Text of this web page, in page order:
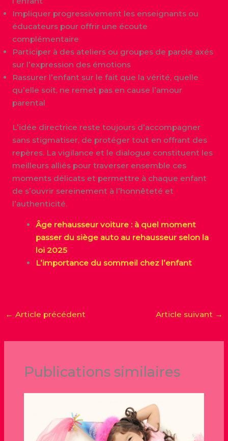
Impliquer progressivement les enseignants ou
éducateurs pour offrir une écoute
complémentaire
Participer à des ateliers ou groupes de parole axés
sur l’expression des émotions
Rassurer l’enfant sur le fait que la vérité, quelle
qu’elle soit, ne remet pas en cause l’amour
parental
L’idée directrice reste toujours d’accompagner
sans stigmatiser, de protéger tout en offrant des
repères. La vigilance et le dialogue constituent les
meilleurs alliés pour traverser ensemble ces
moments délicats et permettre à chaque enfant
de s’ouvrir sereinement à l’honnêteté et
l’authenticité.
Âge rehausseur voiture : à quel moment
passer du siège auto au rehausseur selon la
loi 2025
L’importance du sommeil chez l’enfant
← Article précédent Article suivant →
Publications similaires